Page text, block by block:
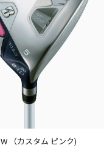
（カスタム ピンク)